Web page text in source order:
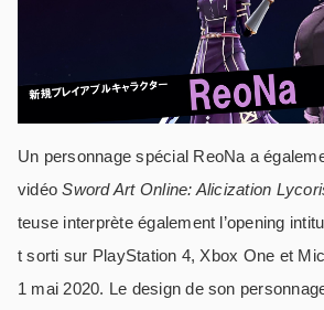
Un personnage spécial ReoNa a
vidéoSword Art Online: Alicization
teuse interprète également l’opening
t sorti sur PlayStation 4, Xbox One et
1 mai 2020. Le design de son